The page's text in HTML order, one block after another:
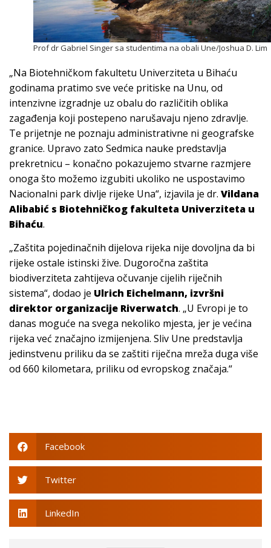
Prof dr Gabriel Singer sa studentima na obali Une/Joshua D. Lim
„Na Biotehničkom fakultetu Univerziteta u Bihaću
godinama pratimo sve veće pritiske na Unu, od
intenzivne izgradnje uz obalu do različitih oblika
zagađenja koji postepeno narušavaju njeno zdravlje.
Te prijetnje ne poznaju administrativne ni geografske
granice. Upravo zato Sedmica nauke predstavlja
prekretnicu – konačno pokazujemo stvarne razmjere
onoga što možemo izgubiti ukoliko ne uspostavimo
Nacionalni park divlje rijeke Una“, izjavila je dr. Vildana
Alibabić s Biotehničkog fakulteta Univerziteta u
Bihaću.
„Zaštita pojedinačnih dijelova rijeka nije dovoljna da bi
rijeke ostale istinski žive. Dugoročna zaštita
biodiverziteta zahtijeva očuvanje cijelih riječnih
sistema“, dodao je Ulrich Eichelmann, izvršni
direktor organizacije Riverwatch. „U Evropi je to
danas moguće na svega nekoliko mjesta, jer je većina
rijeka već značajno izmijenjena. Sliv Une predstavlja
jedinstvenu priliku da se zaštiti riječna mreža duga više
od 660 kilometara, priliku od evropskog značaja.“
Facebook
Twitter
LinkedIn